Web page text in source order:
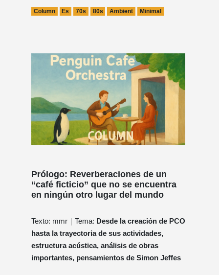
Column Es 70s 80s Ambient Minimal
Prólogo: Reverberaciones de un
“café ficticio” que no se encuentra
en ningún otro lugar del mundo
Texto: mmr｜Tema: Desde la creación de PCO
hasta la trayectoria de sus actividades,
estructura acústica, análisis de obras
importantes, pensamientos de Simon Jeffes